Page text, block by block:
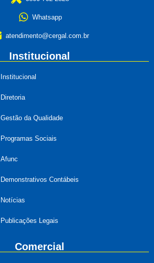
Whatsapp
atendimento@cergal.com.br
Institucional
Institucional
Diretoria
Gestão da Qualidade
Programas Sociais
Afunc
Demonstrativos Contábeis
Notícias
Publicações Legais
Comercial